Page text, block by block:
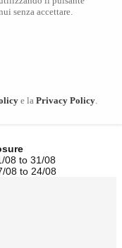
08 al 31/08
08 to 31/08
08 to 24/08
senza accettare.
e la Privacy Policy.